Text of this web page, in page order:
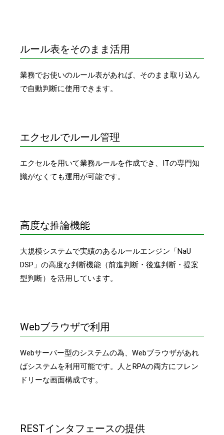
ルール表をそのまま活用
業務でお使いのルール表があれば、そのまま取り込ん
で自動判断に使用できます。
エクセルでルール管理
エクセルを用いて業務ルールを作成でき、ITの専門知
識がなくても運用が可能です。
高度な推論機能
大規模システムで実績のあるルールエンジン「NaU
DSP」の高度な判断機能（前進判断・後進判断・提案
型判断）を活用しています。
Webブラウザで利用
Webサーバー型のシステムの為、Webブラウザがあれ
ばシステムを利用可能です。人とRPAの両方にフレン
ドリーな画面構成です。
RESTインタフェースの提供